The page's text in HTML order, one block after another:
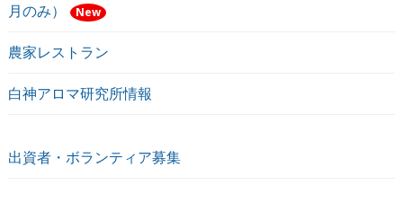
月のみ）
New
農家レストラン
白神アロマ研究所情報
出資者・ボランティア募集